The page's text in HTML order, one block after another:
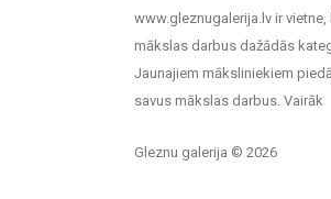
www.gleznugalerija.lv ir
mākslas darbus dažādās
Jaunajiem māksliniekiem
savus mākslas darbus. Vairāk
Gleznu galerija © 2026